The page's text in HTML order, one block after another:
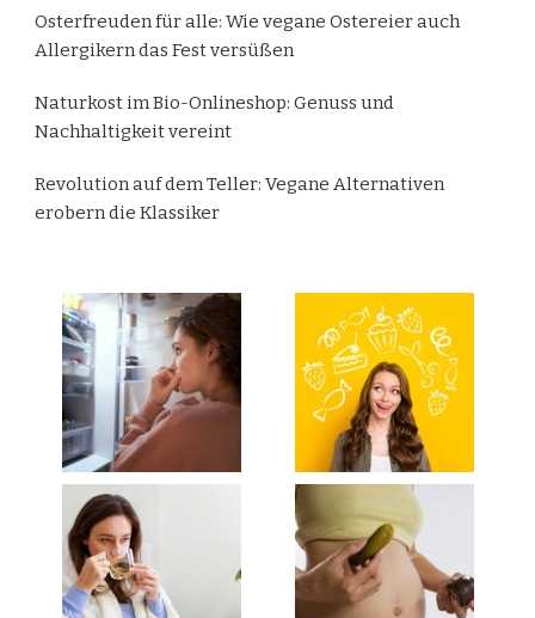
Osterfreuden für alle: Wie vegane Ostereier auch
Allergikern das Fest versüßen
Naturkost im Bio-Onlineshop: Genuss und
Nachhaltigkeit vereint
Revolution auf dem Teller: Vegane Alternativen
erobern die Klassiker